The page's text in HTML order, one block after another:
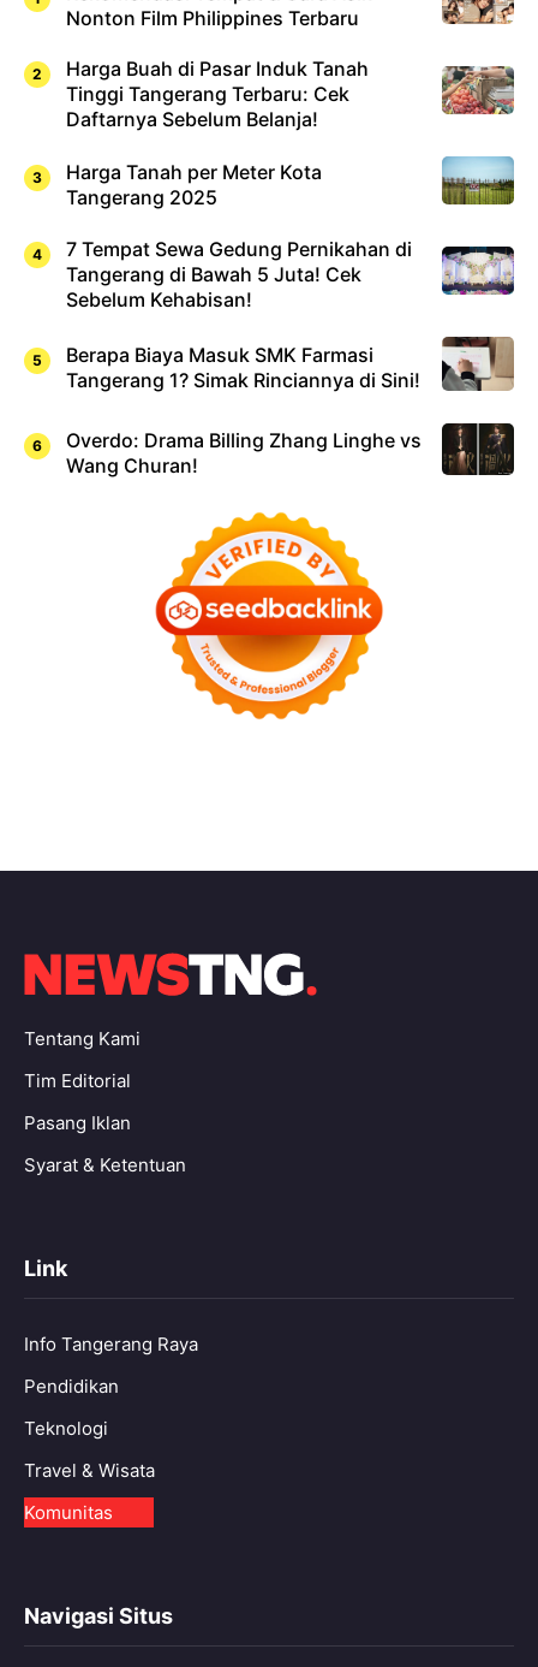
Nonton Film Philippines Terbaru
Harga Buah di Pasar Induk Tanah
Tinggi Tangerang Terbaru: Cek
Daftarnya Sebelum Belanja!
Harga Tanah per Meter Kota
Tangerang 2025
7 Tempat Sewa Gedung Pernikahan di
Tangerang di Bawah 5 Juta! Cek
Sebelum Kehabisan!
Berapa Biaya Masuk SMK Farmasi
Tangerang 1? Simak Rinciannya di Sini!
Overdo: Drama Billing Zhang Linghe vs
Wang Churan!
Tentang Kami
Tim Editorial
Pasang Iklan
Syarat & Ketentuan
Link
Info Tangerang Raya
Pendidikan
Teknologi
Travel & Wisata
Komunitas
Navigasi Situs